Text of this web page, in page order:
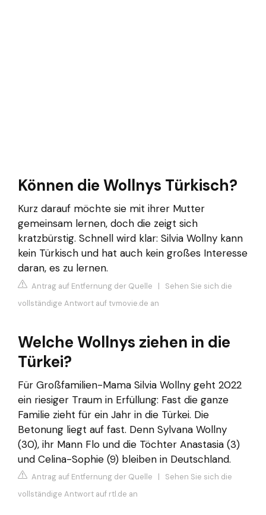
Können die Wollnys Türkisch?
Kurz darauf möchte sie mit ihrer Mutter
gemeinsam lernen, doch die zeigt sich
kratzbürstig. Schnell wird klar: Silvia Wollny kann
kein Türkisch und hat auch kein großes Interesse
daran, es zu lernen.
Antrag auf Entfernung der Quelle | Sehen Sie sich die
vollständige Antwort auf tvmovie.de an
Welche Wollnys ziehen in die
Türkei?
Für Großfamilien-Mama Silvia Wollny geht 2022
ein riesiger Traum in Erfüllung: Fast die ganze
Familie zieht für ein Jahr in die Türkei. Die
Betonung liegt auf fast. Denn Sylvana Wollny
(30), ihr Mann Flo und die Töchter Anastasia (3)
und Celina-Sophie (9) bleiben in Deutschland.
Antrag auf Entfernung der Quelle | Sehen Sie sich die
vollständige Antwort auf rtl.de an